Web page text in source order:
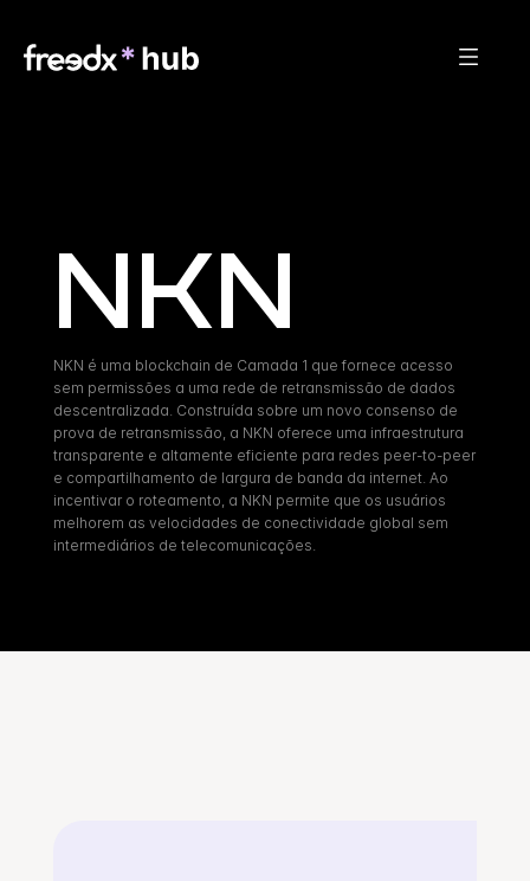
NKN
NKN é uma blockchain de Camada 1 que fornece acesso
sem permissões a uma rede de retransmissão de dados
descentralizada. Construída sobre um novo consenso de
prova de retransmissão, a NKN oferece uma infraestrutura
transparente e altamente eficiente para redes peer-to-peer
e compartilhamento de largura de banda da internet. Ao
incentivar o roteamento, a NKN permite que os usuários
melhorem as velocidades de conectividade global sem
intermediários de telecomunicações.